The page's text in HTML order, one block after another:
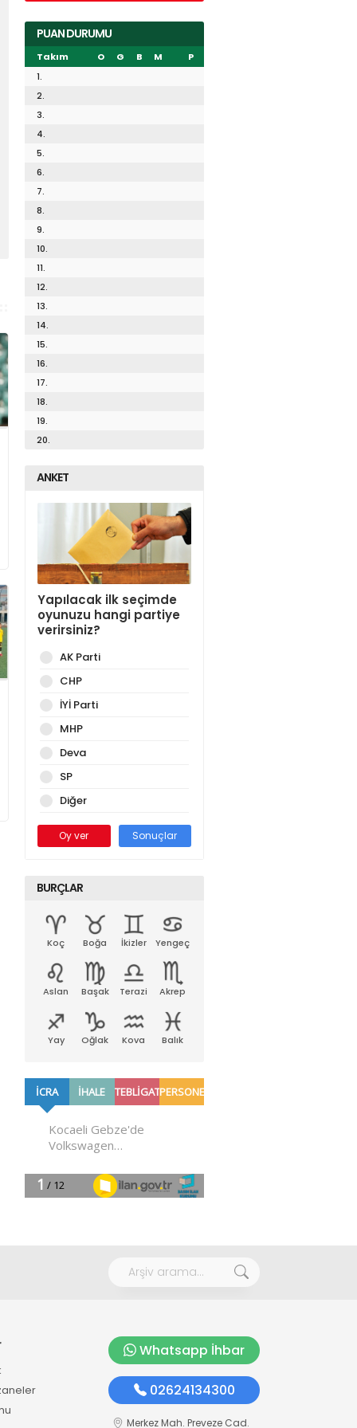
PUAN DURUMU
Takım O G B M
P
1.
2.
3.
4.
5.
6.
7.
8.
9.
10.
11.
12.
13.
14.
15.
16.
17.
18.
19.
20.
ANKET
Yapılacak ilk seçimde
oyunuzu hangi partiye
verirsiniz?
AK Parti
CHP
İYİ Parti
MHP
Deva
SP
Diğer
Oy ver Sonuçlar
BURÇLAR
Koç Boğa İkizler Yengeç
Aslan Başak Terazi Akrep
Yay Oğlak Kova Balık
Whatsapp İhbar
02624134300
Merkez Mah. Preveze Cad.